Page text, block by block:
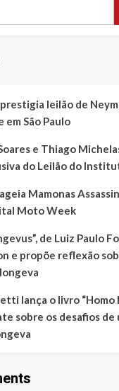
leilão de
em São Paulo
e Thiago
do Leilão do
Mamonas
Moto Week
de Luiz Paulo
e propõe reflexão
lança o livro “Homo
sobre os desafios de